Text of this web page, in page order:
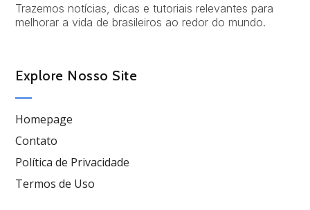
Trazemos notícias, dicas e tutoriais relevantes para
melhorar a vida de brasileiros ao redor do mundo.
Explore Nosso Site
Homepage
Contato
Política de Privacidade
Termos de Uso